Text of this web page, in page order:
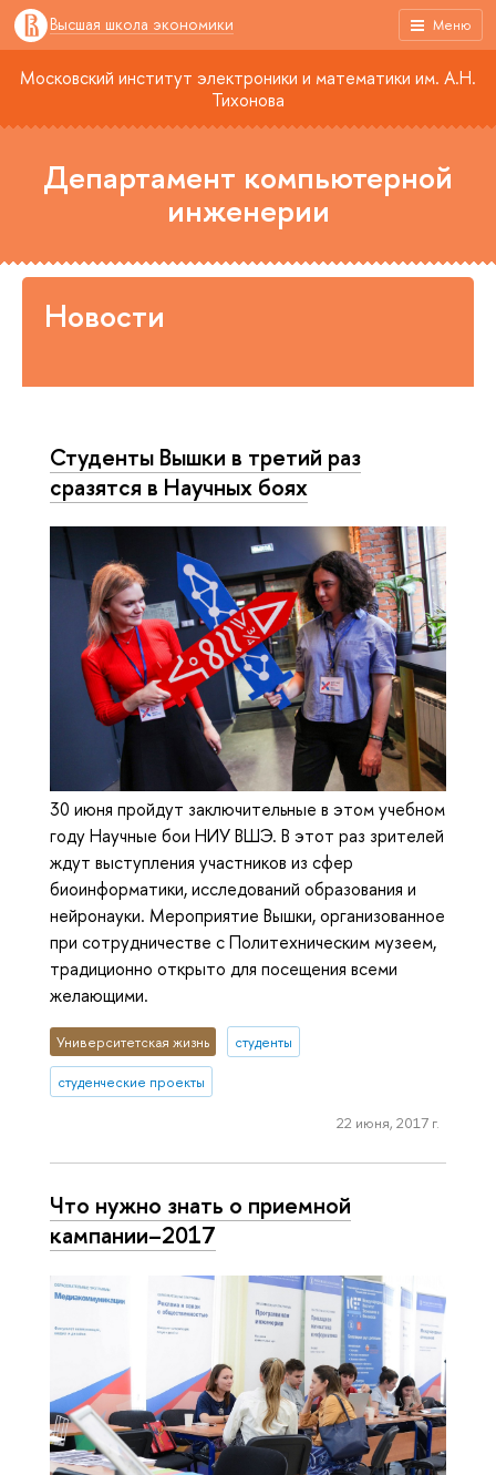
Меню
Высшая школа экономики
Московский институт электроники и математики им. А.Н.
Тихонова
Департамент компьютерной
инженерии
Новости
Студенты Вышки в третий раз
сразятся в Научных боях
30 июня пройдут заключительные в этом учебном
году Научные бои НИУ ВШЭ. В этот раз зрителей
ждут выступления участников из сфер
биоинформатики, исследований образования и
нейронауки. Мероприятие Вышки, организованное
при сотрудничестве с Политехническим музеем,
традиционно открыто для посещения всеми
желающими.
Университетская жизнь студенты
студенческие проекты
22 июня, 2017 г.
Что нужно знать о приемной
кампании–2017